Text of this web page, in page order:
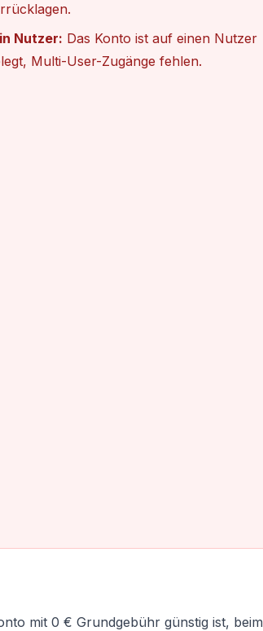
Nutzer: Das Konto ist auf einen Nutzer
Multi-User-Zugänge fehlen.
mit 0 € Grundgebühr günstig ist, beim